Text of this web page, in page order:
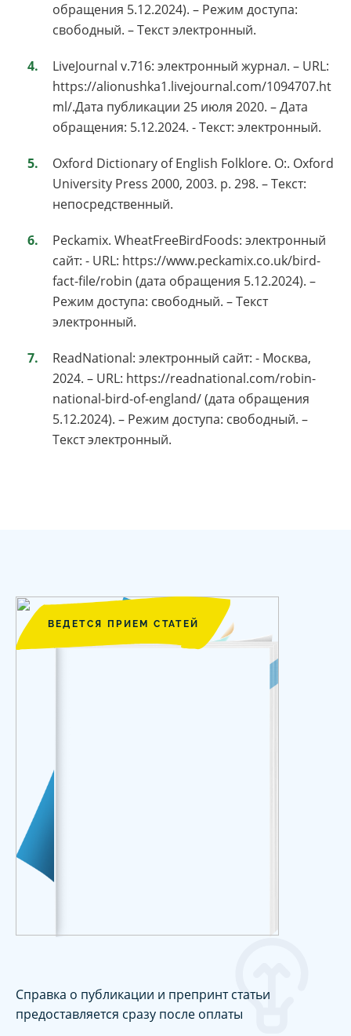
обращения 5.12.2024). – Режим доступа:
свободный. – Текст электронный.
LiveJournal v.716: электронный журнал. – URL:
https://alionushka1.livejournal.com/1094707.ht
ml/.Дата публикации 25 июля 2020. – Дата
обращения: 5.12.2024. - Текст: электронный.
Oxford Dictionary of English Folklore. O:. Oxford
University Press 2000, 2003. p. 298. – Текст:
непосредственный.
Peckamix. WheatFreeBirdFoods: электронный
сайт: - URL: https://www.peckamix.co.uk/bird-
fact-file/robin (дата обращения 5.12.2024). –
Режим доступа: свободный. – Текст
электронный.
ReadNational: электронный сайт: - Москва,
2024. – URL: https://readnational.com/robin-
national-bird-of-england/ (дата обращения
5.12.2024). – Режим доступа: свободный. –
Текст электронный.
ВЕДЕТСЯ ПРИЕМ СТАТЕЙ
Справка о публикации и препринт статьи
предоставляется сразу после оплаты